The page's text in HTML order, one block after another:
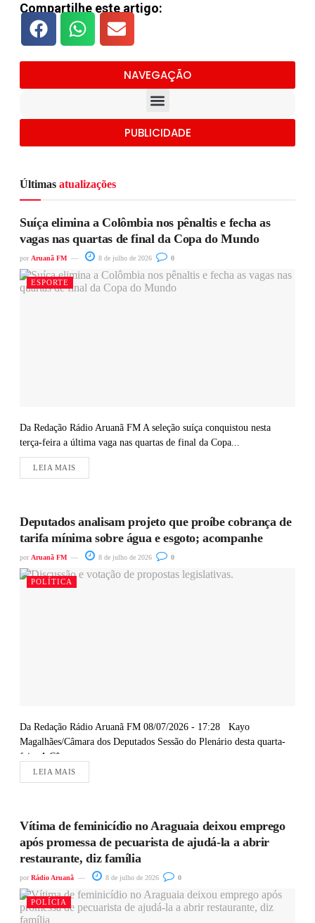
Compartilhe este artigo:
NAVEGAÇÃO
PUBLICIDADE
Últimas atualizações
Suíça elimina a Colômbia nos pênaltis e fecha as
vagas nas quartas de final da Copa do Mundo
por Aruanã FM 8 de julho de 2026 0
ESPORTE
Da Redação Rádio Aruanã FM A seleção suíça conquistou nesta
terça-feira a última vaga nas quartas de final da Copa...
LEIA MAIS
Deputados analisam projeto que proíbe cobrança de
tarifa mínima sobre água e esgoto; acompanhe
por Aruanã FM 8 de julho de 2026 0
POLÍTICA
Da Redação Rádio Aruanã FM 08/07/2026 - 17:28 Kayo
Magalhães/Câmara dos Deputados Sessão do Plenário desta quarta-
feira A Câmara...
LEIA MAIS
Vítima de feminicídio no Araguaia deixou emprego
após promessa de pecuarista de ajudá-la a abrir
restaurante, diz família
por Rádio Aruanã 8 de julho de 2026 0
POLÍCIA